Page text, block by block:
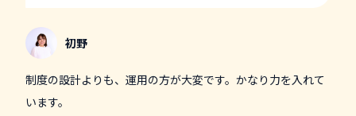
初野
制度の設計よりも、運用の方が大変です。かなり力を入れて
います。